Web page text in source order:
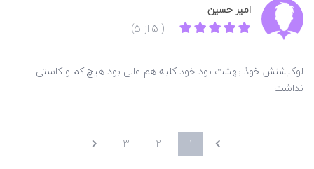
امیر حسین
( 5 از 5)
لوکیشنش خوذ بهشت بود خود کلبه هم عالی بود هیچ کم و کاستی
نداشت
1
2
3